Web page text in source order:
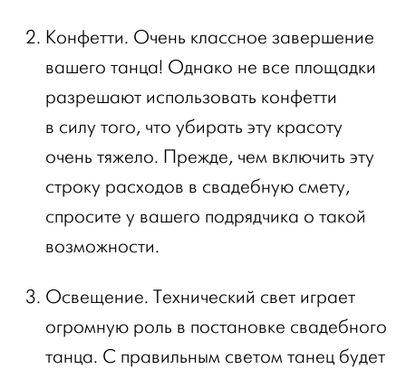
Конфетти. Очень классное завершение
вашего танца! Однако не все площадки
разрешают использовать конфетти
в силу того, что убирать эту красоту
очень тяжело. Прежде, чем включить эту
строку расходов в свадебную смету,
спросите у вашего подрядчика о такой
возможности.
Освещение. Технический свет играет
огромную роль в постановке свадебного
танца. С правильным светом танец будет